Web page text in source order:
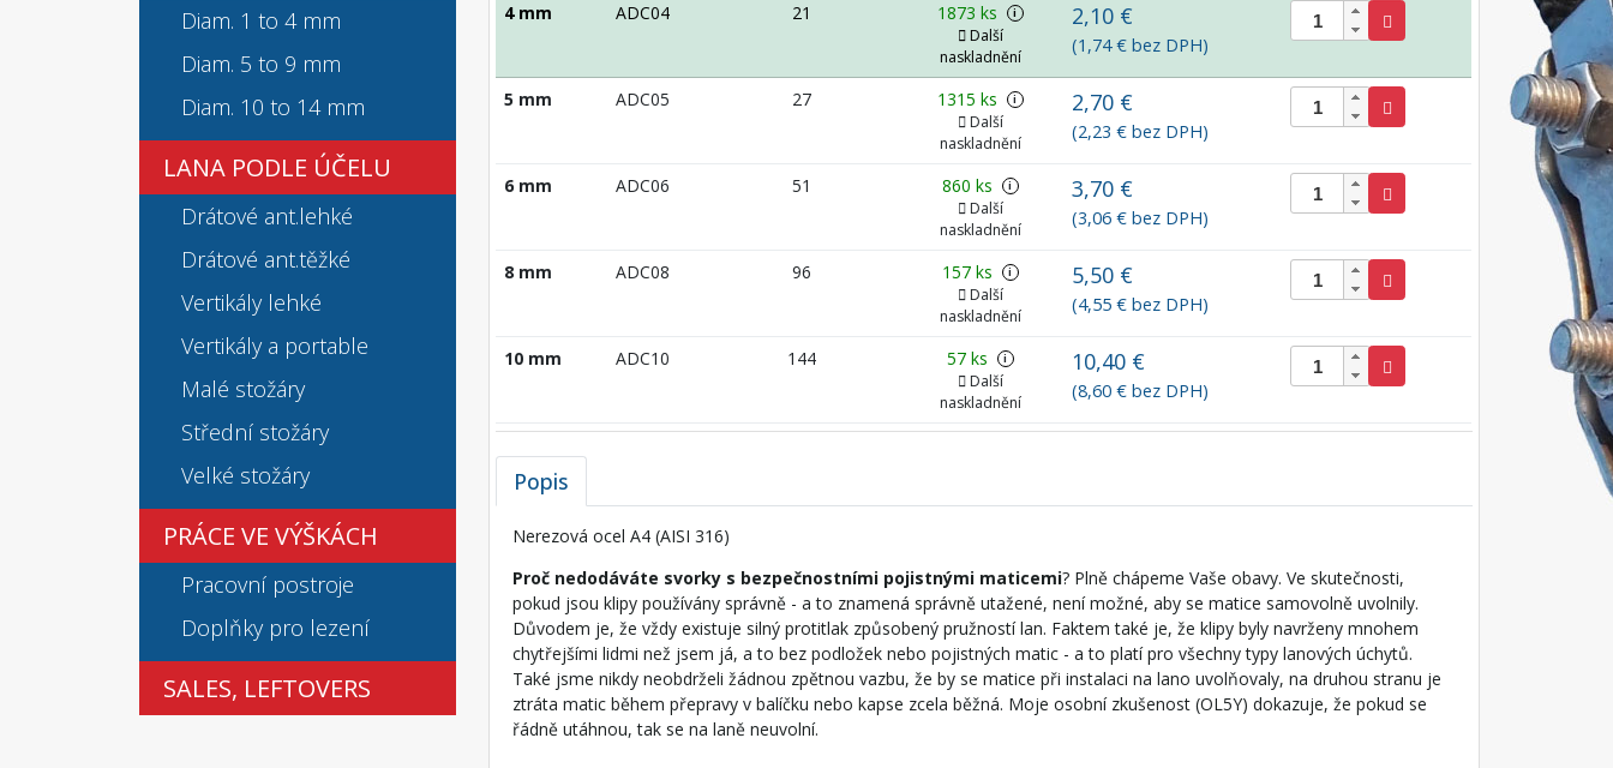
4 mm ADC04 21 1873 ks i
Další
naskladnění
2,10 €
(1,74 € bez DPH)
5 mm ADC05 27 1315 ks i
Další
naskladnění
2,70 €
(2,23 € bez DPH)
6 mm ADC06 51 860 ks i
Další
naskladnění
3,70 €
(3,06 € bez DPH)
8 mm ADC08 96 157 ks i
Další
naskladnění
5,50 €
(4,55 € bez DPH)
10 mm ADC10 144 57 ks i
Další
naskladnění
10,40 €
(8,60 € bez DPH)
Popis
Nerezová ocel A4 (AISI 316)
Proč nedodáváte svorky s bezpečnostními pojistnými maticemi? Plně chápeme Vaše obavy. Ve skutečnosti,
pokud jsou klipy používány správně - a to znamená správně utažené, není možné, aby se matice samovolně uvolnily.
Důvodem je, že vždy existuje silný protitlak způsobený pružností lan. Faktem také je, že klipy byly navrženy mnohem
chytřejšími lidmi než jsem já, a to bez podložek nebo pojistných matic - a to platí pro všechny typy lanových úchytů.
Také jsme nikdy neobdrželi žádnou zpětnou vazbu, že by se matice při instalaci na lano uvolňovaly, na druhou stranu je
ztráta matic během přepravy v balíčku nebo kapse zcela běžná. Moje osobní zkušenost (OL5Y) dokazuje, že pokud se
řádně utáhnou, tak se na laně neuvolní.
Diam. 1 to 4 mm
Diam. 5 to 9 mm
Diam. 10 to 14 mm
LANA PODLE ÚČELU
Drátové ant.lehké
Drátové ant.těžké
Vertikály lehké
Vertikály a portable
Malé stožáry
Střední stožáry
Velké stožáry
PRÁCE VE VÝŠKÁCH
Pracovní postroje
Doplňky pro lezení
SALES, LEFTOVERS